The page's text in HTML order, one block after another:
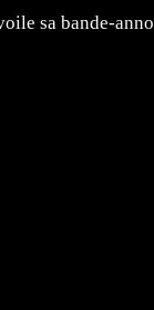
sa bande-